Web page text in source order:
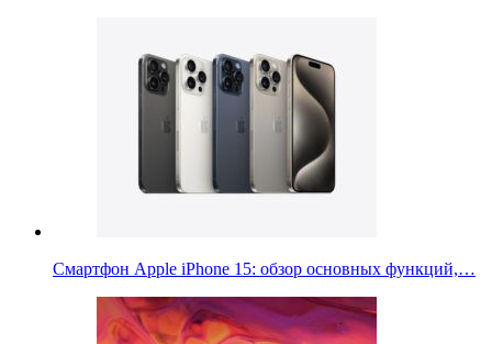
Смартфон Apple iPhone 15: обзор основных функций,…